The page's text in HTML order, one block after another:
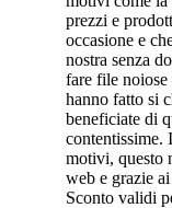
prezzi e
occasione e
nostra senza
fare file
hanno fatto si
beneficiate di
contentissime.
motivi, questo
web e grazie
Sconto validi